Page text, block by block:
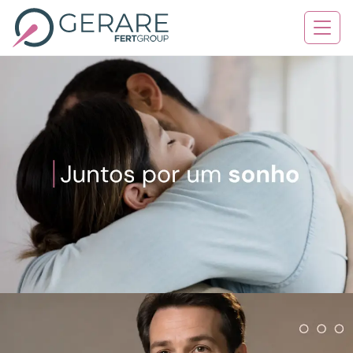
Quem Somos
Tratamentos
Serviços
Contato
Blog
Agende sua consulta